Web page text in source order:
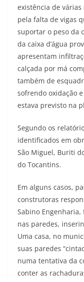
existência de
pela falta de vigas
suportar o peso da
da caixa d’água
apresentam
calçada por má
também de
sofrendo oxidação
estava previsto na
Segundo os
identificados em
São Miguel, Buriti
do Tocantins.
Em alguns casos,
construtoras
Sabino Engenharia,
nas paredes,
Uma casa, no
suas paredes
numa tentativa da
conter as